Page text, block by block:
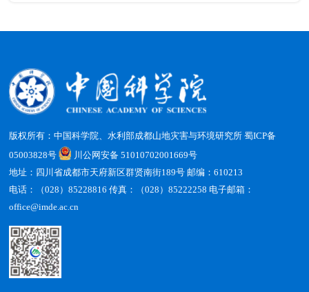
版权所有：中国科学院、水利部成都山地灾害与环境研究所蜀ICP备
05003828号
川公网安备 51010702001669号
地址：四川省成都市天府新区群贤南街189号 邮编：610213
电话：（028）85228816 传真：（028）85222258 电子邮箱：
office@imde.ac.cn